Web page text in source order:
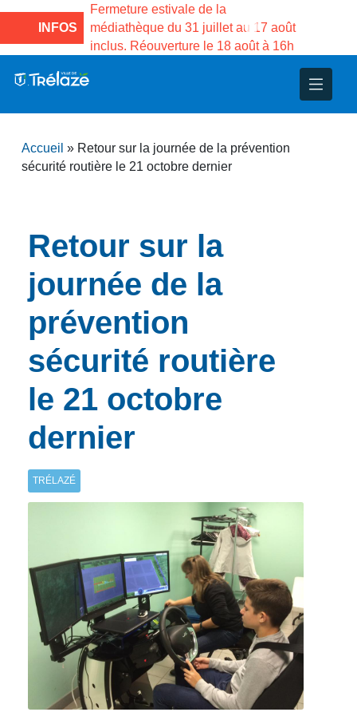
INFOS
estivale de la
du 31 juillet au 17 août
Réouverture le 18 août à 16h
Fermeture estivale de la
Services publics Vasco
3 au 21 août
Accueil » Retour sur la journée de la prévention
sécurité routière le 21 octobre dernier
Retour sur la
journée de la
prévention
sécurité routière
le 21 octobre
dernier
TRÉLAZÉ